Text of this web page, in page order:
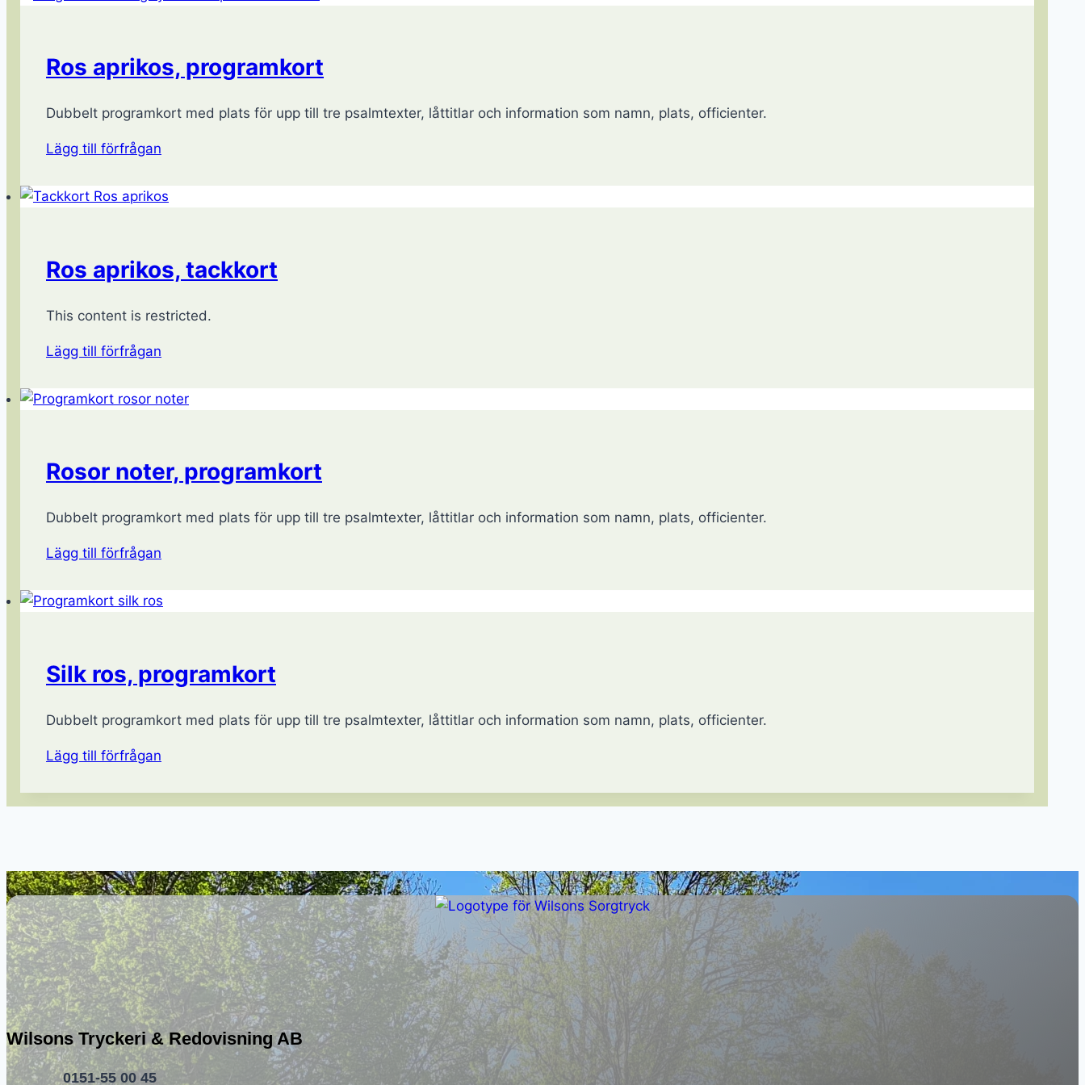
Ros aprikos, programkort
Dubbelt programkort med plats för upp till tre psalmtexter, låttitlar och information som namn, plats, officienter.
Lägg till förfrågan
Ros aprikos, tackkort
This content is restricted.
Lägg till förfrågan
Rosor noter, programkort
Dubbelt programkort med plats för upp till tre psalmtexter, låttitlar och information som namn, plats, officienter.
Lägg till förfrågan
Silk ros, programkort
Dubbelt programkort med plats för upp till tre psalmtexter, låttitlar och information som namn, plats, officienter.
Lägg till förfrågan
Wilsons Tryckeri & Redovisning AB
0151-55 00 45